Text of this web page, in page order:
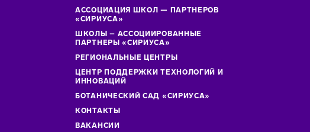
АССОЦИАЦИЯ ШКОЛ — ПАРТНЕРОВ
«СИРИУСА»
ШКОЛЫ – АССОЦИИРОВАННЫЕ
ПАРТНЕРЫ «СИРИУСА»
РЕГИОНАЛЬНЫЕ ЦЕНТРЫ
ЦЕНТР ПОДДЕРЖКИ ТЕХНОЛОГИЙ И
ИННОВАЦИЙ
БОТАНИЧЕСКИЙ САД «СИРИУСА»
КОНТАКТЫ
ВАКАНСИИ